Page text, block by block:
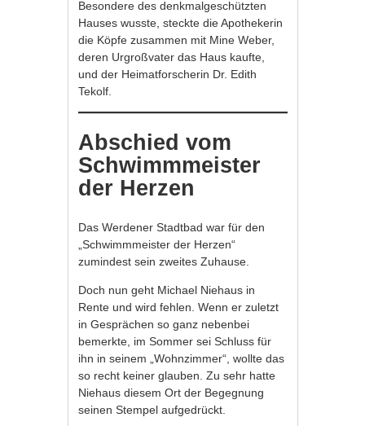
Besondere des denkmalgeschützten
Hauses wusste, steckte die Apothekerin
die Köpfe zusammen mit Mine Weber,
deren Urgroßvater das Haus kaufte,
und der Heimatforscherin Dr. Edith
Tekolf.
Abschied vom
Schwimmmeister
der Herzen
Das Werdener Stadtbad war für den
„Schwimmmeister der Herzen“
zumindest sein zweites Zuhause.
Doch nun geht Michael Niehaus in
Rente und wird fehlen. Wenn er zuletzt
in Gesprächen so ganz nebenbei
bemerkte, im Sommer sei Schluss für
ihn in seinem „Wohnzimmer“, wollte das
so recht keiner glauben. Zu sehr hatte
Niehaus diesem Ort der Begegnung
seinen Stempel aufgedrückt.